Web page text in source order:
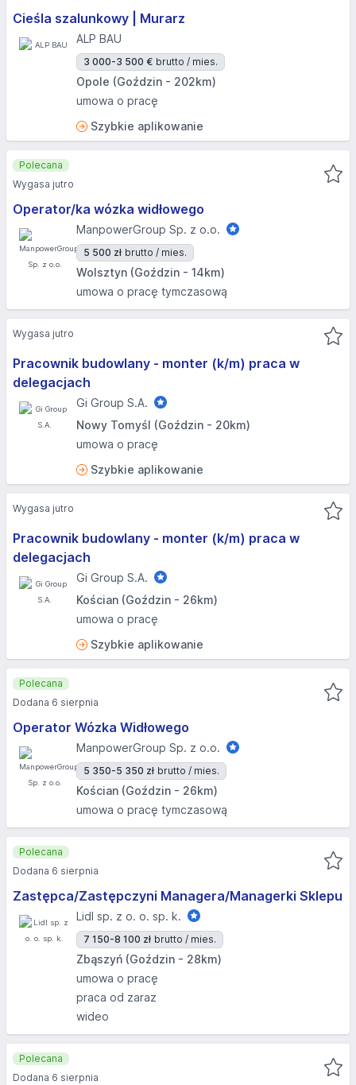
Cieśla szalunkowy | Murarz
ALP BAU
3 000-3 500 € brutto / mies.
Opole (Goździn - 202km)
umowa o pracę
Szybkie aplikowanie
Operator/ka wózka widłowego
ManpowerGroup Sp. z o.o.
5 500 zł brutto / mies.
Wolsztyn (Goździn - 14km)
umowa o pracę tymczasową
Polecana
Wygasa jutro
Pracownik budowlany - monter (k/m) praca w
delegacjach
Gi Group S.A.
Nowy Tomyśl (Goździn - 20km)
umowa o pracę
Szybkie aplikowanie
Wygasa jutro
Pracownik budowlany - monter (k/m) praca w
delegacjach
Gi Group S.A.
Kościan (Goździn - 26km)
umowa o pracę
Szybkie aplikowanie
Wygasa jutro
Operator Wózka Widłowego
ManpowerGroup Sp. z o.o.
5 350-5 350 zł brutto / mies.
Kościan (Goździn - 26km)
umowa o pracę tymczasową
Polecana
Dodana 6 sierpnia
Zastępca/Zastępczyni Managera/Managerki Sklepu
Lidl sp. z o. o. sp. k.
7 150-8 100 zł brutto / mies.
Zbąszyń (Goździn - 28km)
umowa o pracę
praca od zaraz
wideo
Polecana
Dodana 6 sierpnia
Polecana
Dodana 6 sierpnia